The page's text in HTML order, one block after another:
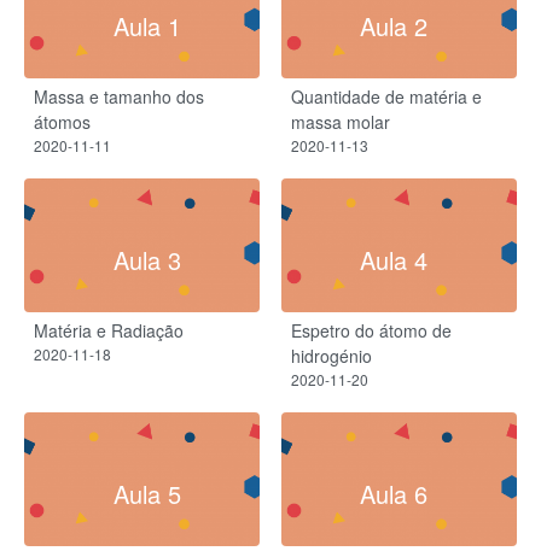
Aula 1
Massa e tamanho dos
átomos
2020-11-11
Aula 2
Quantidade de matéria e
massa molar
2020-11-13
Aula 3
Matéria e Radiação
2020-11-18
Aula 4
Espetro do átomo de
hidrogénio
2020-11-20
Aula 5 Aula 6